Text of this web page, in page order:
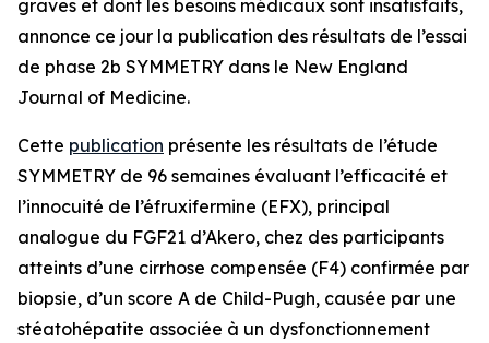
graves et dont les besoins médicaux sont insatisfaits,
annonce ce jour la publication des résultats de l’essai
de phase 2b SYMMETRY dans le New England
Journal of Medicine.
Cette publication présente les résultats de l’étude
SYMMETRY de 96 semaines évaluant l’efficacité et
l’innocuité de l’éfruxifermine (EFX), principal
analogue du FGF21 d’Akero, chez des participants
atteints d’une cirrhose compensée (F4) confirmée par
biopsie, d’un score A de Child-Pugh, causée par une
stéatohépatite associée à un dysfonctionnement